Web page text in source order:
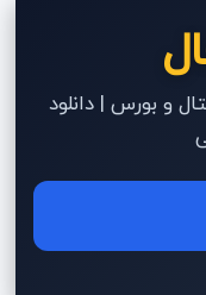
و بورس | دانلود